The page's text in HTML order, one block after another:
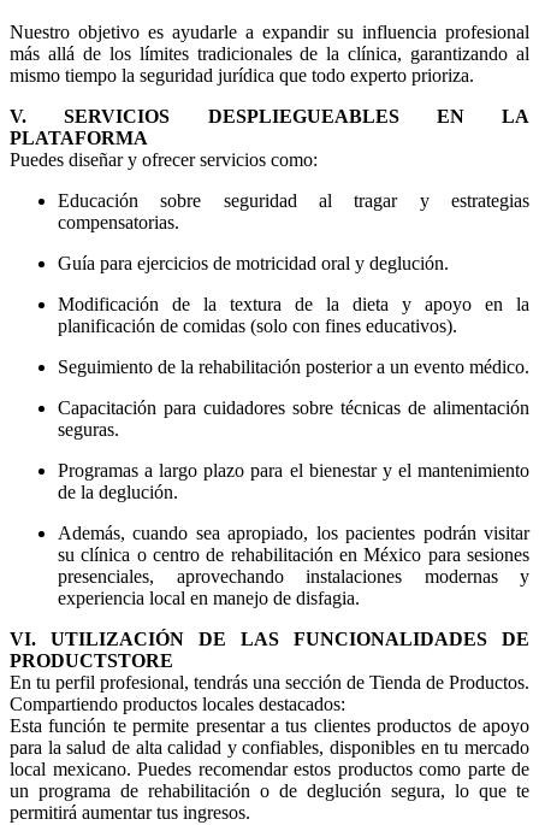
Nuestro objetivo es ayudarle a expandir su influencia profesional
más allá de los límites tradicionales de la clínica, garantizando al
mismo tiempo la seguridad jurídica que todo experto prioriza.
V. SERVICIOS DESPLIEGUEABLES EN LA
PLATAFORMA
Puedes diseñar y ofrecer servicios como:
Educación sobre seguridad al tragar y estrategias
compensatorias.
Guía para ejercicios de motricidad oral y deglución.
Modificación de la textura de la dieta y apoyo en la
planificación de comidas (solo con fines educativos).
Seguimiento de la rehabilitación posterior a un evento médico.
Capacitación para cuidadores sobre técnicas de alimentación
seguras.
Programas a largo plazo para el bienestar y el mantenimiento
de la deglución.
Además, cuando sea apropiado, los pacientes podrán visitar
su clínica o centro de rehabilitación en México para sesiones
presenciales, aprovechando instalaciones modernas y
experiencia local en manejo de disfagia.
VI. UTILIZACIÓN DE LAS FUNCIONALIDADES DE
PRODUCTSTORE
En tu perfil profesional, tendrás una sección de Tienda de Productos.
Compartiendo productos locales destacados:
Esta función te permite presentar a tus clientes productos de apoyo
para la salud de alta calidad y confiables, disponibles en tu mercado
local mexicano. Puedes recomendar estos productos como parte de
un programa de rehabilitación o de deglución segura, lo que te
permitirá aumentar tus ingresos.